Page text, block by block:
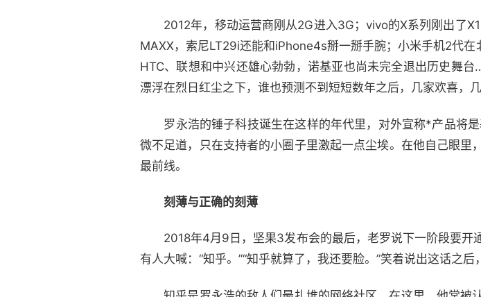
2012年，移动运营商刚从2G进入3G；vivo的X系列刚出了X1
MAXX，索尼LT29i还能和iPhone4s掰一掰手腕；小米手机2代在
HTC、联想和中兴还雄心勃勃，诺基亚也尚未完全退出历史舞
漂浮在烈日红尘之下，谁也预测不到短短数年之后，几家欢喜，几
罗永浩的锤子科技诞生在这样的年代里，对外宣称*产品将是
微不足道，只在支持者的小圈子里激起一点尘埃。在他自己眼
最前线。
刻薄与正确的刻薄
2018年4月9日，坚果3发布会的最后，老罗说下一阶段要开
有人大喊：“知乎。”“知乎就算了，我还要脸。”笑着说出这话之后